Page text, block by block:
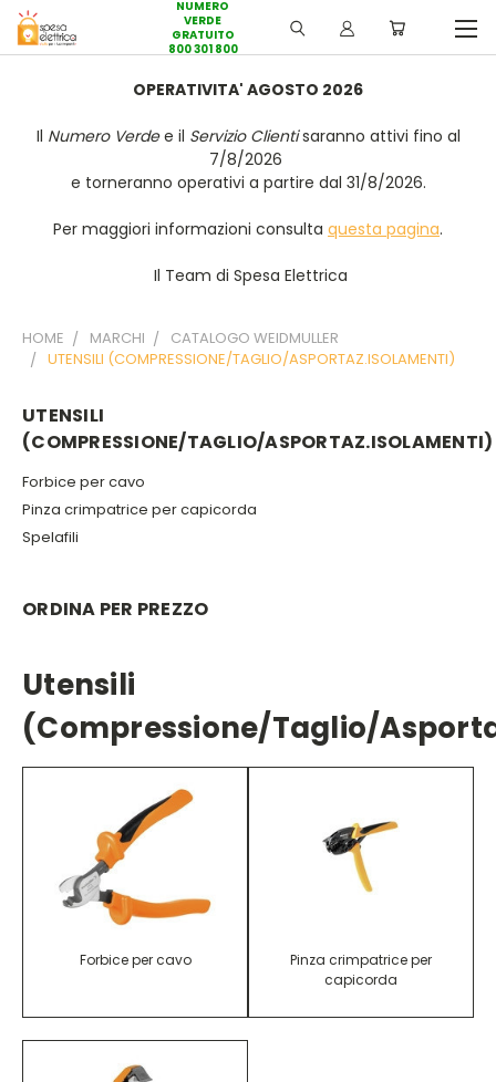
NUMERO
VERDE
GRATUITO
800 301 800
OPERATIVITA' AGOSTO 2026
Il Numero Verdee il Servizio Clientisaranno attivi fino al
7/8/2026
e torneranno operativi a partire dal 31/8/2026.
Per maggiori informazioni consulta questa pagina.
Il Team di Spesa Elettrica
HOME MARCHI
CATALOGO WEIDMULLER
UTENSILI (COMPRESSIONE/TAGLIO/ASPORTAZ.ISOLAMENTI)
UTENSILI
(COMPRESSIONE/TAGLIO/ASPORTAZ.ISOLAMENTI)
Forbice per cavo
Pinza crimpatrice per capicorda
Spelafili
ORDINA PER PREZZO
Utensili
(compressione/taglio/
Forbice per cavo
Pinza crimpatrice per
capicorda